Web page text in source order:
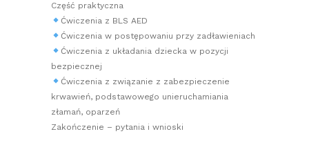
Część praktyczna
Ćwiczenia z BLS AED
Ćwiczenia w postępowaniu przy zadławieniach
Ćwiczenia z układania dziecka w pozycji
bezpiecznej
Ćwiczenia z związanie z zabezpieczenie
krwawień, podstawowego unieruchamiania
złamań, oparzeń
Zakończenie – pytania i wnioski